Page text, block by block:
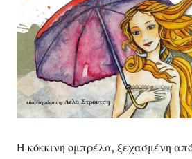
Η κόκκινη ομπρέλα, ξεχασμένη